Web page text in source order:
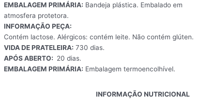
EMBALAGEM PRIMÁRIA: Bandeja plástica. Embalado em
atmosfera protetora.
INFORMAÇÃO PEÇA:
Contém lactose. Alérgicos: contém leite. Não contém glúten.
VIDA DE PRATELEIRA: 730 dias.
APÓS ABERTO: 20 dias.
EMBALAGEM PRIMÁRIA: Embalagem termoencolhível.
INFORMAÇÃO NUTRICIONAL